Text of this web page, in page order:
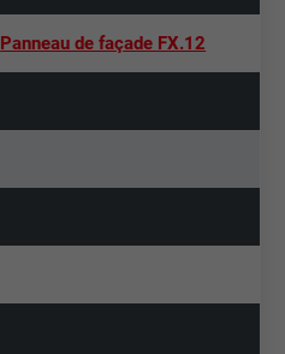
Panneau de façade FX.12